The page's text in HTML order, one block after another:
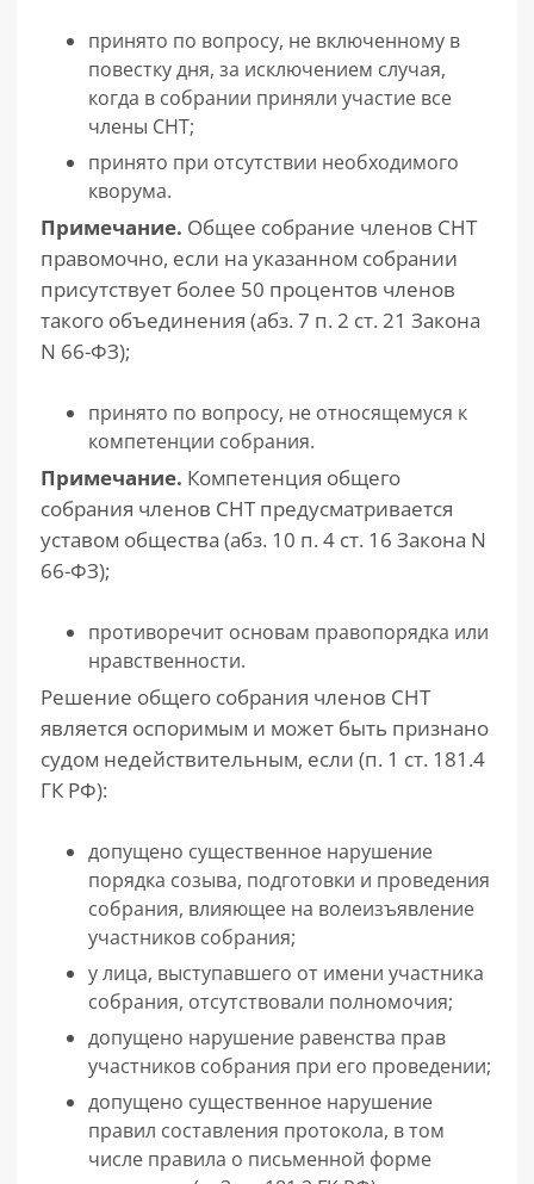
принято по вопросу, не включенному в
повестку дня, за исключением случая,
когда в собрании приняли участие все
члены СНТ;
принято при отсутствии необходимого
кворума.
Примечание. Общее собрание членов СНТ
правомочно, если на указанном собрании
присутствует более 50 процентов членов
такого объединения (абз. 7 п. 2 ст. 21 Закона
N 66-ФЗ);
принято по вопросу, не относящемуся к
компетенции собрания.
Примечание. Компетенция общего
собрания членов СНТ предусматривается
уставом общества (абз. 10 п. 4 ст. 16 Закона N
66-ФЗ);
противоречит основам правопорядка или
нравственности.
Решение общего собрания членов СНТ
является оспоримым и может быть признано
судом недействительным, если (п. 1 ст. 181.4
ГК РФ):
допущено существенное нарушение
порядка созыва, подготовки и проведения
собрания, влияющее на волеизъявление
участников собрания;
у лица, выступавшего от имени участника
собрания, отсутствовали полномочия;
допущено нарушение равенства прав
участников собрания при его проведении;
допущено существенное нарушение
правил составления протокола, в том
числе правила о письменной форме